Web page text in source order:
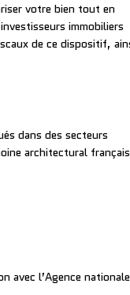
votre bien tout en
immobiliers
de ce dispositif,
dans des secteurs
architectural
avec l’Agence nationale